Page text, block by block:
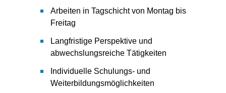
Arbeiten in Tagschicht von Montag bis
Freitag
Langfristige Perspektive und
abwechslungsreiche Tätigkeiten
Individuelle Schulungs- und
Weiterbildungsmöglichkeiten